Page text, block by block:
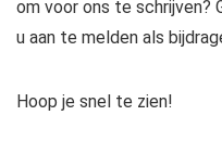
om voor ons te schrijven?
u aan te melden als
Hoop je snel te zien!